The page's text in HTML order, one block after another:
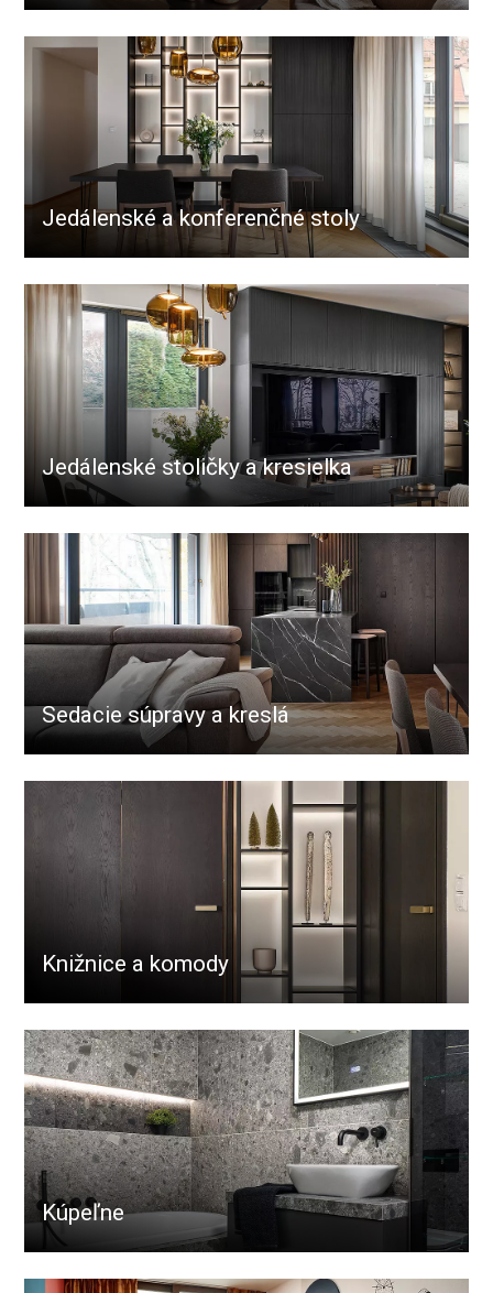
Jedálenské a konferenčné stoly
Jedálenské stoličky a kresielka
Sedacie súpravy a kreslá
Knižnice a komody
Kúpeľne